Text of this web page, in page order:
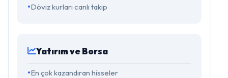
Döviz kurları canlı takip
Yatırım ve Borsa
En çok kazandıran hisseler